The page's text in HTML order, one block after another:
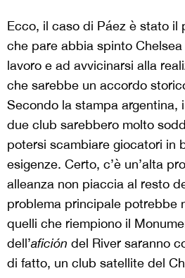
Ecco, il caso di Páez è stato il
che pare abbia spinto
lavoro e ad avvicinarsi alla
che sarebbe un accordo
Secondo la stampa argentina,
due club sarebbero molto
potersi scambiare giocatori in
esigenze. Certo, c’è un’alta
alleanza non piaccia al resto
problema principale potrebbe
quelli che riempiono il
dell’afición del River saranno
di fatto, un club satellite del